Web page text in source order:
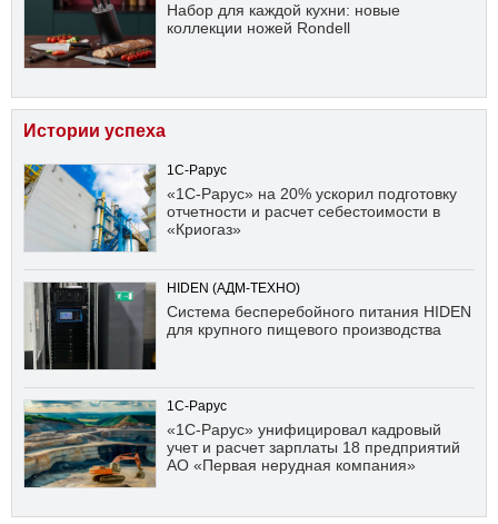
Набор для каждой кухни: новые
коллекции ножей Rondell
Истории успеха
1С-Рарус
«1С-Рарус» на 20% ускорил подготовку
отчетности и расчет себестоимости в
«Криогаз»
HIDEN (АДМ-ТЕХНО)
Система бесперебойного питания HIDEN
для крупного пищевого производства
1С-Рарус
«1С-Рарус» унифицировал кадровый
учет и расчет зарплаты 18 предприятий
АО «Первая нерудная компания»